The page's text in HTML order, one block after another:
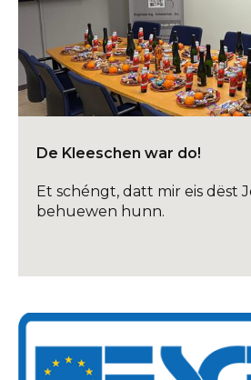
De Kleeschen war do!
Et schéngt, datt mir eis dëst
behuewen hunn.